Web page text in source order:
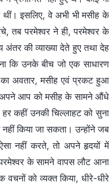
इसलिए, वे अभी भी मसीह के
तब परमेश्वर ने ही, परमेश्वर के
अंतर की व्याख्या देते हुए तथा देह
कि उनके बीच जो एक साधारण
का अवतार, मसीह एवं प्रकट हुआ
अपने आप को मसीह के सामने औंधे
कहीं उनकी चिल्लाहट को सुना
किया जा सकता। उन्होंने जब
नहीं करते, तो अपने हृदयों में
के सामने वापस लौट आना
को व्यक्त किया, धीरे-धीरे